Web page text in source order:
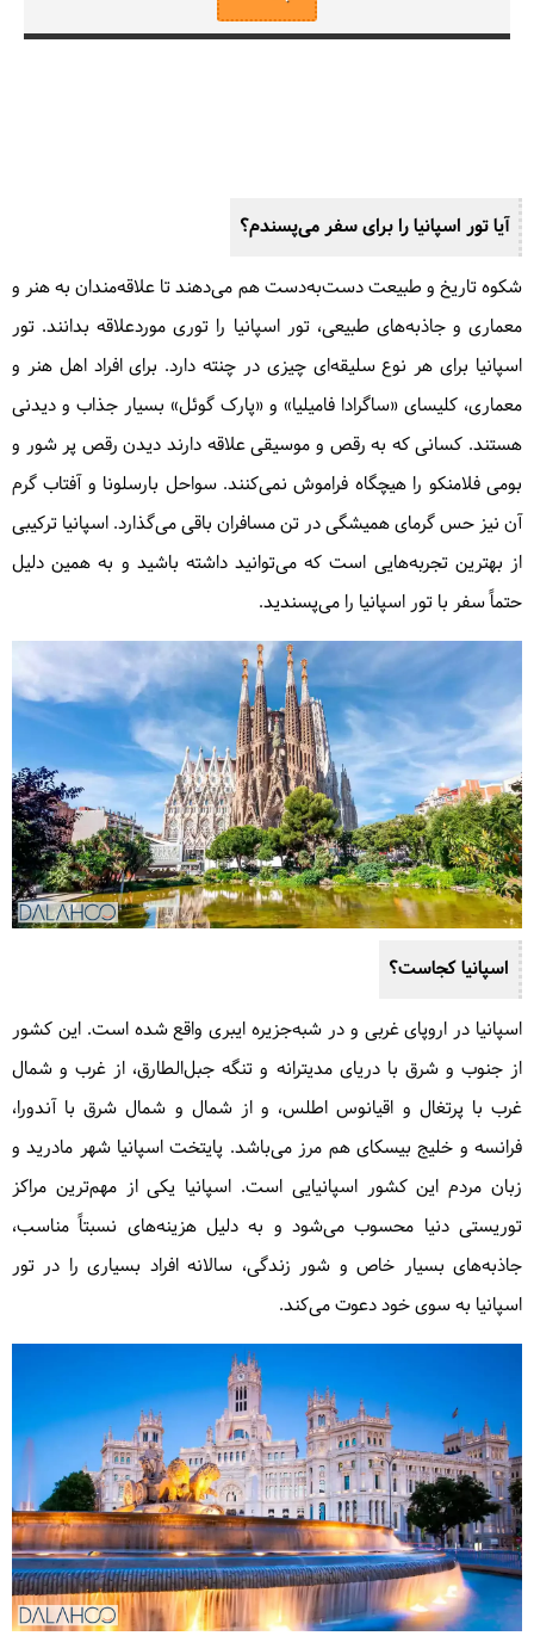
آیا تور اسپانیا را برای سفر می‌پسندم؟
شکوه تاریخ و طبیعت دست‌به‌دست هم می‌دهند تا علاقه‌مندان به هنر و
معماری و جاذبه‌های طبیعی، تور اسپانیا را توری موردعلاقه بدانند. تور
اسپانیا برای هر نوع سلیقه‌ای چیزی در چنته دارد. برای افراد اهل هنر و
معماری، کلیسای «ساگرادا فامیلیا» و «پارک گوئل» بسیار جذاب و دیدنی
هستند. کسانی که به رقص و موسیقی علاقه دارند دیدن رقص پر شور و
بومی فلامنکو را هیچگاه فراموش نمی‌کنند. سواحل بارسلونا و آفتاب گرم
آن نیز حس گرمای همیشگی در تن مسافران باقی می‌گذارد. اسپانیا ترکیبی
از بهترین تجربه‌هایی است که می‌توانید داشته باشید و به همین دلیل
حتماً سفر با تور اسپانیا را می‌پسندید.
اسپانیا کجاست؟
اسپانیا در اروپای غربی و در شبه‌جزیره ایبری واقع شده است. این کشور
از جنوب و شرق با دریای مدیترانه و تنگه جبل‌الطارق، از غرب و شمال
غرب با پرتغال و اقیانوس اطلس، و از شمال و شمال شرق با آندورا،
فرانسه و خلیج بیسکای هم مرز می‌باشد. پایتخت اسپانیا شهر مادرید و
زبان مردم این کشور اسپانیایی است. اسپانیا یکی از مهم‌ترین مراکز
توریستی دنیا محسوب می‌شود و به دلیل هزینه‌های نسبتاً مناسب،
جاذبه‌های بسیار خاص و شور زندگی، سالانه افراد بسیاری را در تور
اسپانیا به سوی خود دعوت می‌کند.